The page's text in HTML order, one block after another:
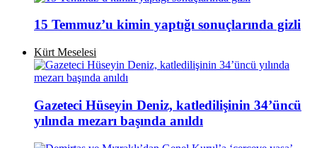
15 Temmuz’u kimin yaptığı sonuçlarında gizli
Kürt Meselesi
Gazeteci Hüseyin Deniz, katledilişinin 34’üncü
yılında mezarı başında anıldı